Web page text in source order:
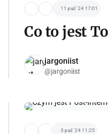
11 paź '24 17:01
Co to jest
jargoniist
@jargoniist
3 paź '24 11:25